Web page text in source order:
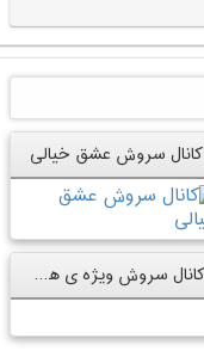
کانال سروش عشق خیالی
کانال سروش ویژه ی هنر جویان خانه دار